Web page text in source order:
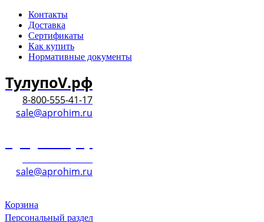
Контакты
Доставка
Сертификаты
Как купить
Нормативные документы
ТулупоV.рф
8-800-555-41-17
sale@aprohim.ru
sale@aprohim.ru
Корзина
Персональный раздел